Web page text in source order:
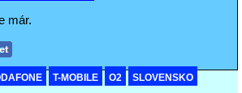
már.
T-MOBILE O2 SLOVENSKO